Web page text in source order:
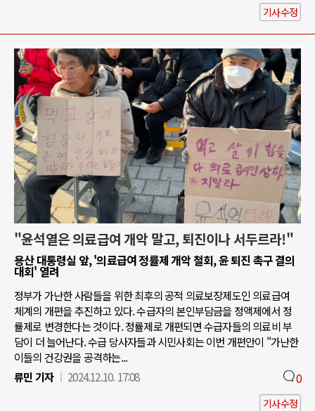
기사수정
"윤석열은 의료급여 개악 말고, 퇴진이나 서두르라!"
용산 대통령실 앞, '의료급여 정률제 개악 철회, 윤 퇴진 촉구 결의
대회' 열려
정부가 가난한 사람들을 위한 최후의 공적 의료보장제도인 의료급여
체계의 개편을 추진하고 있다. 수급자의 본인부담금을 정액제에서 정
률제로 변경한다는 것이다. 정률제로 개편되면 수급자들의 의료비 부
담이 더 늘어난다. 수급 당사자들과 시민사회는 이번 개편안이 "가난한
이들의 건강권을 공격하는...
류민 기자
2024.12.10. 17:08 0
기사수정